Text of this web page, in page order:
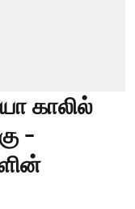
காலில்
-